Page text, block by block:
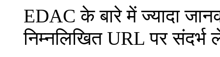
EDAC के बारे में ज्यादा
निम्नलिखित URL पर संदर्भ